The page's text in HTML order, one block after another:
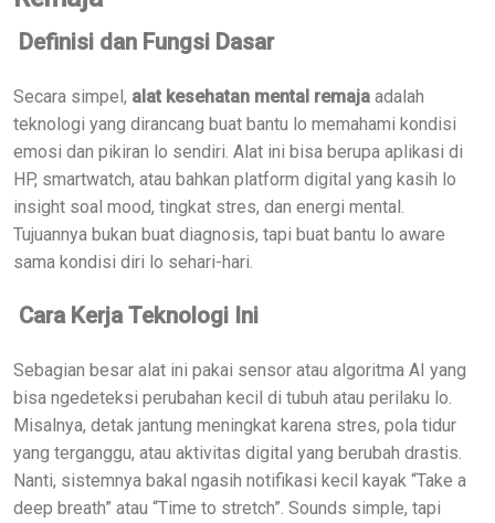
Definisi dan Fungsi Dasar
Secara simpel, alat kesehatan mental remaja adalah
teknologi yang dirancang buat bantu lo memahami kondisi
emosi dan pikiran lo sendiri. Alat ini bisa berupa aplikasi di
HP, smartwatch, atau bahkan platform digital yang kasih lo
insight soal mood, tingkat stres, dan energi mental.
Tujuannya bukan buat diagnosis, tapi buat bantu lo aware
sama kondisi diri lo sehari-hari.
Cara Kerja Teknologi Ini
Sebagian besar alat ini pakai sensor atau algoritma AI yang
bisa ngedeteksi perubahan kecil di tubuh atau perilaku lo.
Misalnya, detak jantung meningkat karena stres, pola tidur
yang terganggu, atau aktivitas digital yang berubah drastis.
Nanti, sistemnya bakal ngasih notifikasi kecil kayak “Take a
deep breath” atau “Time to stretch”. Sounds simple, tapi